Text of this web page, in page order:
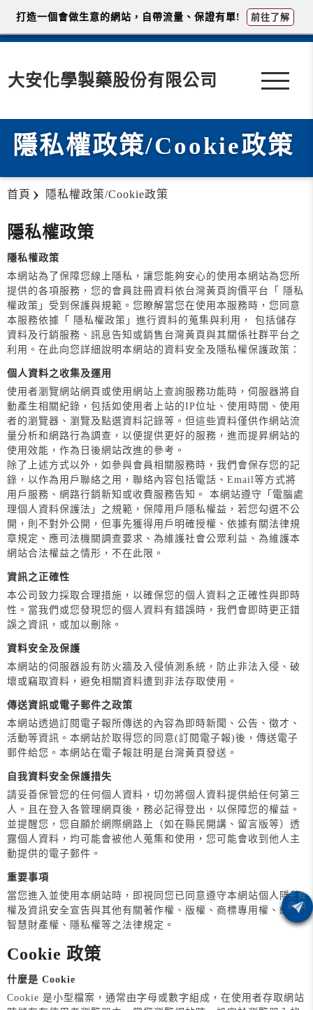
大安化學製藥股份有限公司
隱私權政策/Cookie政策
首頁 隱私權政策/Cookie政策
隱私權政策
隱私權政策
本網站為了保障您線上隱私，讓您能夠安心的使用本網站為您所
提供的各項服務，您的會員註冊資料依台灣黃頁詢價平台「 隱私
權政策」受到保護與規範。您瞭解當您在使用本服務時，您同意
本服務依據「 隱私權政策」進行資料的蒐集與利用， 包括儲存
資料及行銷服務、訊息告知或銷售台灣黃頁與其關係社群平台之
利用。在此向您詳細說明本網站的資料安全及隱私權保護政策：
個人資料之收集及運用
使用者瀏覽網站網頁或使用網站上查詢服務功能時，伺服器將自
動產生相關紀錄，包括如使用者上站的IP位址、使用時間、使用
者的瀏覽器、瀏覽及點選資料記錄等。但這些資料僅供作網站流
量分析和網路行為調查，以便提供更好的服務，進而提昇網站的
使用效能，作為日後網站改進的參考。
除了上述方式以外，如參與會員相關服務時，我們會保存您的記
錄，以作為用戶聯絡之用，聯絡內容包括電話、Email等方式將
用戶服務、網路行銷新知或收費服務告知。 本網站遵守「電腦處
理個人資料保護法」之規範，保障用戶隱私權益，若您勾選不公
開，則不對外公開，但事先獲得用戶明確授權、依據有關法律規
章規定、應司法機關調查要求、為維護社會公眾利益、為維護本
網站合法權益之情形，不在此限。
資訊之正確性
本公司致力採取合理措施，以確保您的個人資料之正確性與即時
性。當我們或您發現您的個人資料有錯誤時，我們會即時更正錯
誤之資訊，或加以刪除。
資料安全及保護
本網站的伺服器設有防火牆及入侵偵測系統，防止非法入侵、破
壞或竊取資料，避免相關資料遭到非法存取使用。
傳送資訊或電子郵件之政策
本網站透過訂閱電子報所傳送的內容為即時新聞、公告、徵才、
活動等資訊。本網站於取得您的同意(訂閱電子報)後，傳送電子
郵件給您。本網站在電子報註明是台灣黃頁發送。
自我資料安全保護措失
請妥善保管您的任何個人資料，切勿將個人資料提供給任何第三
人。且在登入各管理網頁後，務必記得登出，以保障您的權益。
並提醒您，您自願於網際網路上（如在縣民開講、留言版等）透
露個人資料，均可能會被他人蒐集和使用，您可能會收到他人主
動提供的電子郵件。
重要事項
當您進入並使用本網站時，即視同您已同意遵守本網站個人隱私
權及資訊安全宣告與其他有關著作權、版權、商標專用權、網路
智慧財產權、隱私權等之法律規定。
Cookie 政策
什麼是 Cookie
Cookie 是小型檔案，通常由字母或數字組成，在使用者存取網站
打造一個會做生意的網站，自帶流量、保證有單! 前往了解